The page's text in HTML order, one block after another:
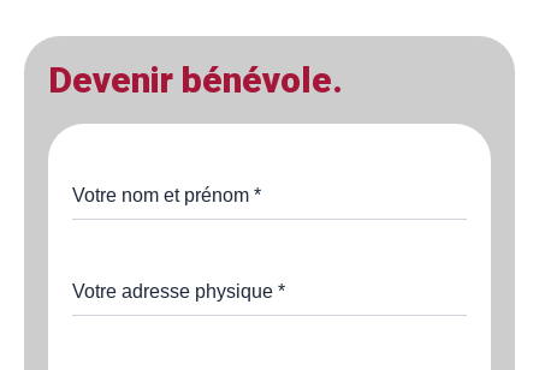
Devenir bénévole.
Votre nom et prénom *
Votre adresse physique *